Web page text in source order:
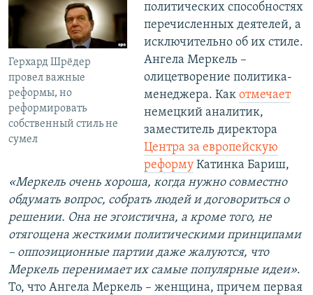
Герхард Шрёдер
провел важные
реформы, но
реформировать
собственный стиль не
сумел
политических способностях
перечисленных деятелей, а
исключительно об их стиле.
Ангела Меркель –
олицетворение политика-
менеджера. Как отмечает
немецкий аналитик,
заместитель директора
Центра за европейскую
реформуКатинка Бариш,
«Меркель очень хороша, когда нужно совместно
обдумать вопрос, собрать людей и договориться о
решении. Она не эгоистична, а кроме того, не
отягощена жесткими политическими принципами
– оппозиционные партии даже жалуются, что
Меркель перенимает их самые популярные идеи».
То, что Ангела Меркель – женщина, причем первая